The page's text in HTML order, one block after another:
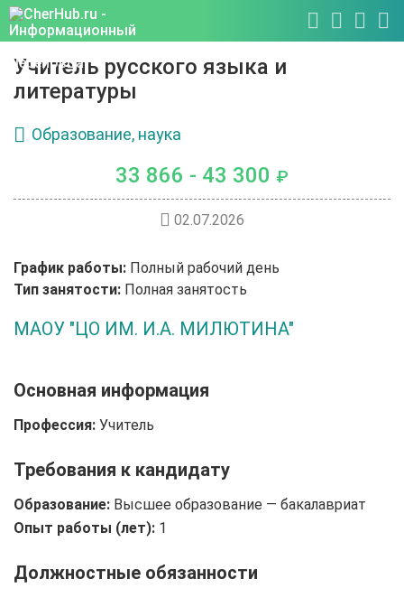
Учитель русского языка и
литературы
Образование, наука
33 866 - 43 300 ₽
02.07.2026
График работы: Полный рабочий день
Тип занятости: Полная занятость
МАОУ "ЦО ИМ. И.А. МИЛЮТИНА"
Основная информация
Профессия: Учитель
Требования к кандидату
Образование: Высшее образование — бакалавриат
Опыт работы (лет): 1
Должностные обязанности